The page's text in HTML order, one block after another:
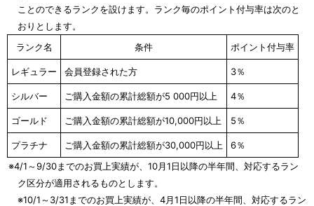
ことのできるランクを設けます。ランク毎のポイント付与率は次のと
おりとします。
ランク名
条件 ポイント付与率
レギュラー 会員登録された方 3％
シルバー ご購入金額の累計総額が5 000円以上 4％
ゴールド ご購入金額の累計総額が10,000円以上 5％
プラチナ ご購入金額の累計総額が30,000円以上
6％
※4/1～9/30までのお買上実績が、10月1日以降の半年間、対応するラン
ク区分が適用されるものとします。
※10/1～3/31までのお買上実績が、4月1日以降の半年間、対応するラン